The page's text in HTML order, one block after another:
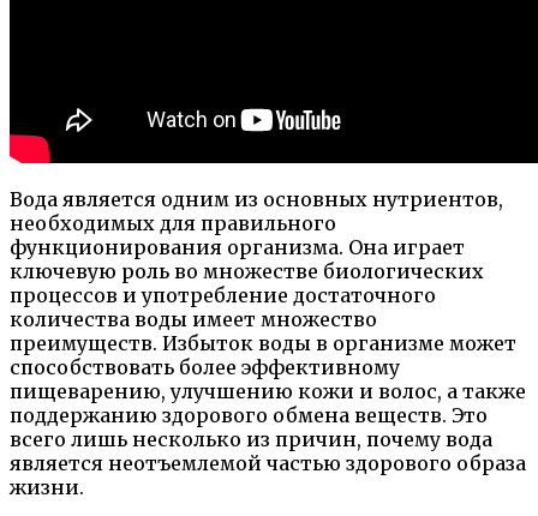
Вода является одним из основных нутриентов,
необходимых для правильного
функционирования организма. Она играет
ключевую роль во множестве биологических
процессов и употребление достаточного
количества воды имеет множество
преимуществ. Избыток воды в организме может
способствовать более эффективному
пищеварению, улучшению кожи и волос, а также
поддержанию здорового обмена веществ. Это
всего лишь несколько из причин, почему вода
является неотъемлемой частью здорового образа
жизни.